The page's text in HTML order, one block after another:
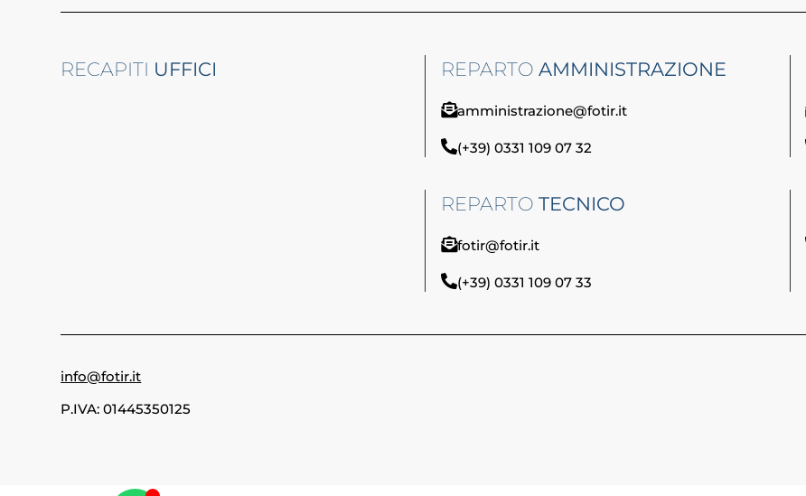
RECAPITI UFFICI REPARTO AMMINISTRAZIONE
amministrazione@fotir.it
(+39) 0331 109 07 32
REPARTO TECNICO
fotir@fotir.it
(+39) 0331 109 07 33
info@fotir.it
P.IVA: 01445350125